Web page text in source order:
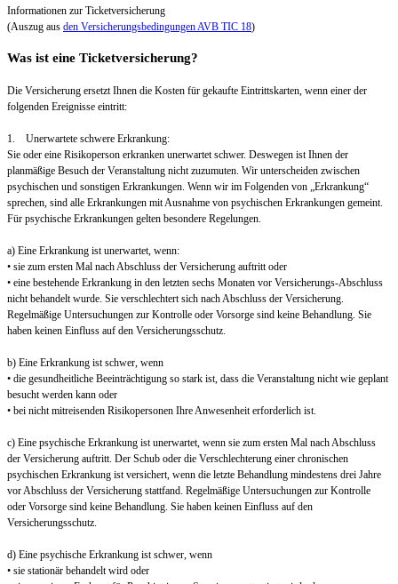
Informationen zur Ticketversicherung
(Auszug aus den Versicherungsbedingungen AVB TIC 18)
Was ist eine Ticketversicherung?
Die Versicherung ersetzt Ihnen die Kosten für gekaufte Eintrittskarten, wenn einer der
folgenden Ereignisse eintritt:
1. Unerwartete schwere Erkrankung:
Sie oder eine Risikoperson erkranken unerwartet schwer. Deswegen ist Ihnen der
planmäßige Besuch der Veranstaltung nicht zuzumuten. Wir unterscheiden zwischen
psychischen und sonstigen Erkrankungen. Wenn wir im Folgenden von „Erkrankung“
sprechen, sind alle Erkrankungen mit Ausnahme von psychischen Erkrankungen gemeint.
Für psychische Erkrankungen gelten besondere Regelungen.
a) Eine Erkrankung ist unerwartet, wenn:
• sie zum ersten Mal nach Abschluss der Versicherung auftritt oder
• eine bestehende Erkrankung in den letzten sechs Monaten vor Versicherungs-Abschluss
nicht behandelt wurde. Sie verschlechtert sich nach Abschluss der Versicherung.
Regelmäßige Untersuchungen zur Kontrolle oder Vorsorge sind keine Behandlung. Sie
haben keinen Einfluss auf den Versicherungsschutz.
b) Eine Erkrankung ist schwer, wenn
• die gesundheitliche Beeinträchtigung so stark ist, dass die Veranstaltung nicht wie geplant
besucht werden kann oder
• bei nicht mitreisenden Risikopersonen Ihre Anwesenheit erforderlich ist.
c) Eine psychische Erkrankung ist unerwartet, wenn sie zum ersten Mal nach Abschluss
der Versicherung auftritt. Der Schub oder die Verschlechterung einer chronischen
psychischen Erkrankung ist versichert, wenn die letzte Behandlung mindestens drei Jahre
vor Abschluss der Versicherung stattfand. Regelmäßige Untersuchungen zur Kontrolle
oder Vorsorge sind keine Behandlung. Sie haben keinen Einfluss auf den
Versicherungsschutz.
d) Eine psychische Erkrankung ist schwer, wenn
• sie stationär behandelt wird oder